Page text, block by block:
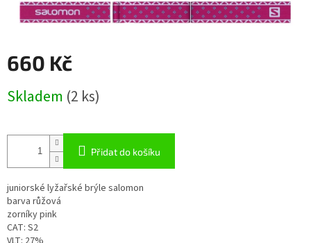
660 Kč
cena:
Skladem (2 ks)
Přidat do košíku
juniorské lyžařské brýle salomon
barva růžová
zorníky pink
CAT: S2